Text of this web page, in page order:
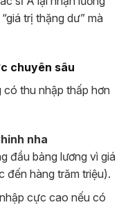
trị thặng dư” mà
chuyên sâu
có thu nhập thấp hơn
nha
đầu bảng lương vì giá
đến hàng trăm triệu).
cực cao nếu có